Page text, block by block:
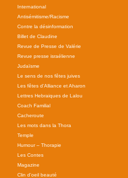
International
Antisémitisme/Racisme
Contre la désinformation
Billet de Claudine
Revue de Presse de Valérie
Revue presse israélienne
Judaïsme
Le sens de nos fêtes juives
Les fêtes d'Alliance et Aharon
Lettres Hebraiques de Lalou
Coach Familial
Cacheroute
Les mots dans la Thora
Temple
Humour – Thorapie
Les Contes
Magazine
Clin d'oeil beauté